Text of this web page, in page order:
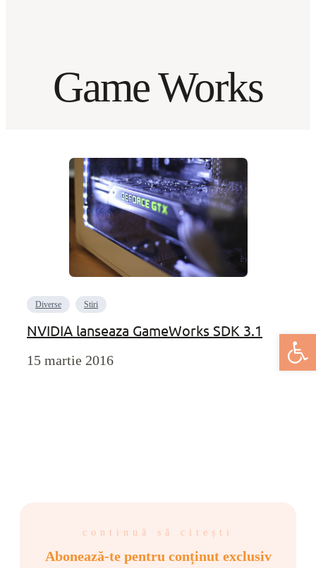
Deschide
Game Works
Diverse Stiri
NVIDIA lanseaza GameWorks SDK 3.1
15 martie 2016
continuă să citești
Abonează-te pentru conținut exclusiv